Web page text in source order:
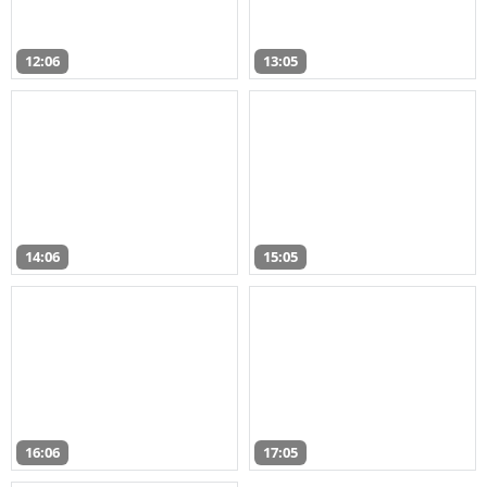
12:06 13:05
14:06 15:05
16:06 17:05